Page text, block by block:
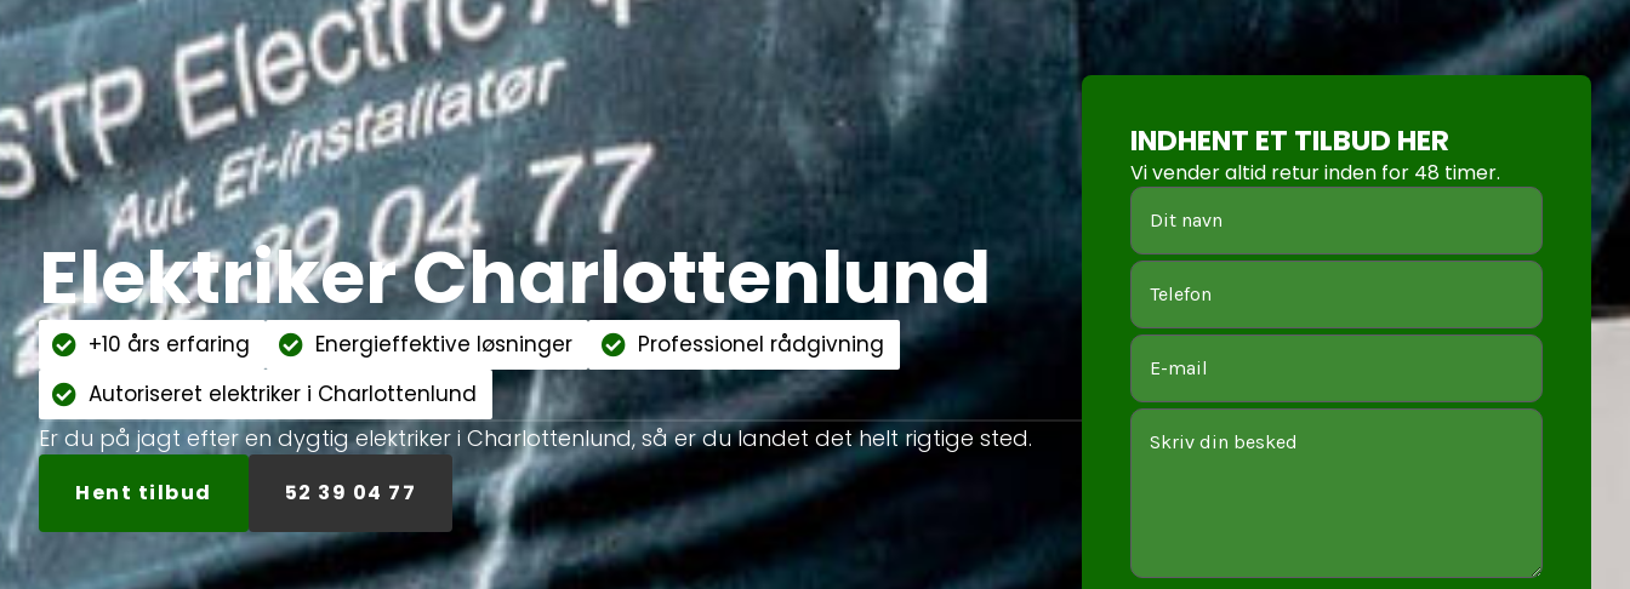
Elektriker Charlottenlund
+10 års erfaring Energieffektive løsninger
Professionel rådgivning
Autoriseret elektriker i Charlottenlund
Er du på jagt efter en dygtig elektriker i Charlottenlund, så er du landet det helt rigtige sted.
Hent tilbud 52 39 04 77
INDHENT ET TILBUD HER
Vi vender altid retur inden for 48 timer.